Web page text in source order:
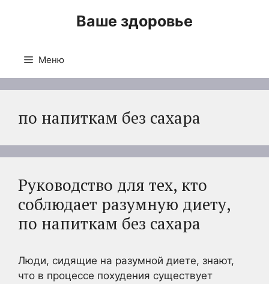
Ваше здоровье
Меню
по напиткам без сахара
Руководство для тех, кто
соблюдает разумную диету,
по напиткам без сахара
Люди, сидящие на разумной диете, знают,
что в процессе похудения существует